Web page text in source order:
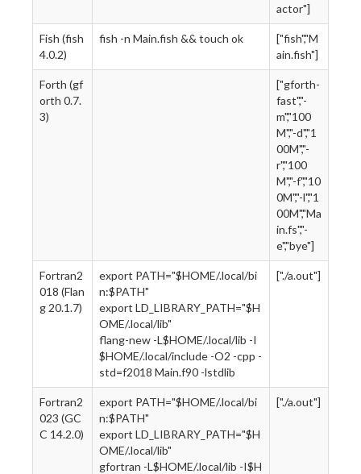
actor"]
Fish (fish
4.0.2)
fish -n Main.fish && touch ok
["fish","M
ain.fish"]
Forth (gf
orth 0.7.
3)
["gforth-
fast","-
m","100
M","-d","1
00M","-
r","100
M","-f","10
0M","-l","1
00M","Ma
in.fs","-
e","bye"]
Fortran2
018 (Flan
g 20.1.7)
export PATH="$HOME/.local/bi
n:$PATH"
export LD_LIBRARY_PATH="$H
OME/.local/lib"
flang-new -L$HOME/.local/lib -I
$HOME/.local/include -O2 -cpp -
std=f2018 Main.f90 -lstdlib
["./a.out"]
Fortran2
023 (GC
C 14.2.0)
export PATH="$HOME/.local/bi
n:$PATH"
export LD_LIBRARY_PATH="$H
OME/.local/lib"
gfortran -L$HOME/.local/lib -I$H
["./a.out"]